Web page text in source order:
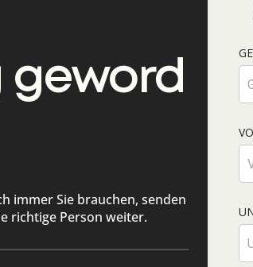
geword
immer Sie brauchen, senden
richtige Person weiter.